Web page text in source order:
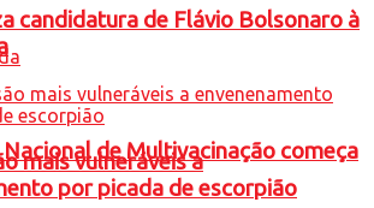
Nacional de Multivacinação começa
candidatura de Flávio Bolsonaro à
mais vulneráveis a
por picada de escorpião